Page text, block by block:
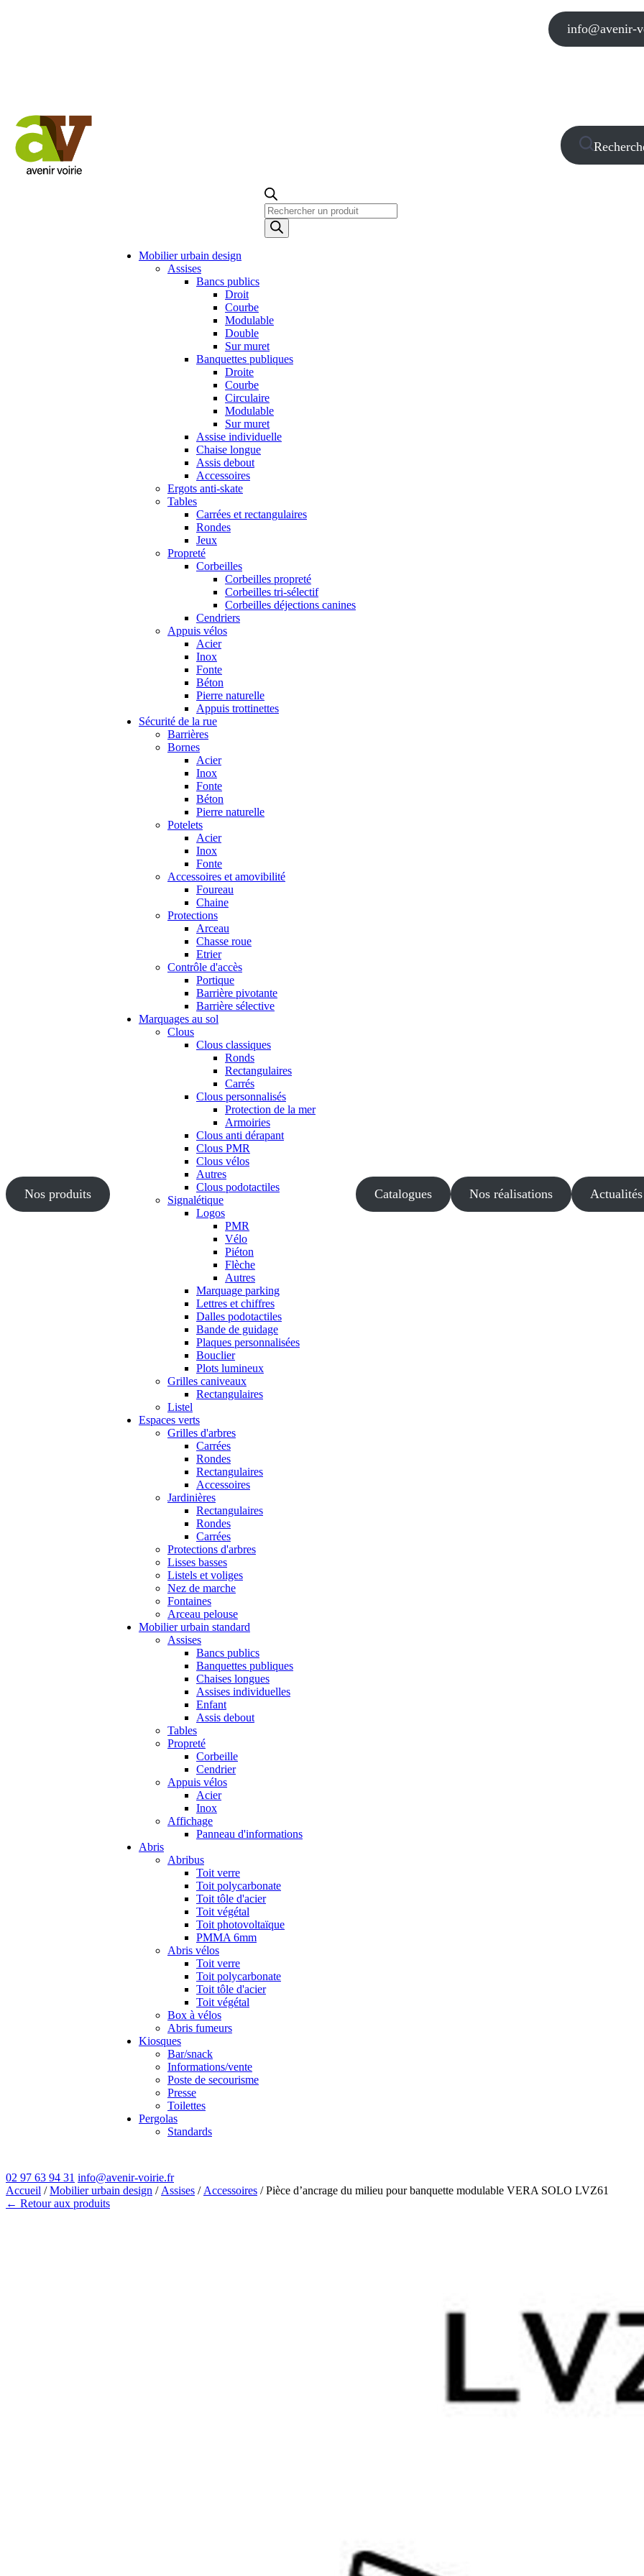
info@avenir-
Recherche
de
produits
Nos produits
Mobilier urbain design
Assises
Bancs publics
Droit
Courbe
Modulable
Double
Sur muret
Banquettes publiques
Droite
Courbe
Circulaire
Modulable
Sur muret
Assise individuelle
Chaise longue
Assis debout
Accessoires
Ergots anti-skate
Tables
Carrées et rectangulaires
Rondes
Jeux
Propreté
Corbeilles
Corbeilles propreté
Corbeilles tri-sélectif
Corbeilles déjections canines
Cendriers
Appuis vélos
Acier
Inox
Fonte
Béton
Pierre naturelle
Appuis trottinettes
Sécurité de la rue
Barrières
Bornes
Acier
Inox
Fonte
Béton
Pierre naturelle
Potelets
Acier
Inox
Fonte
Accessoires et amovibilité
Foureau
Chaine
Protections
Arceau
Chasse roue
Etrier
Contrôle d'accès
Portique
Barrière pivotante
Barrière sélective
Marquages au sol
Clous
Clous classiques
Ronds
Rectangulaires
Carrés
Clous personnalisés
Protection de la mer
Armoiries
Clous anti dérapant
Clous PMR
Clous vélos
Autres
Clous podotactiles
Signalétique
Logos
PMR
Vélo
Piéton
Flèche
Autres
Marquage parking
Lettres et chiffres
Dalles podotactiles
Bande de guidage
Plaques personnalisées
Bouclier
Plots lumineux
Grilles caniveaux
Rectangulaires
Listel
Espaces verts
Grilles d'arbres
Carrées
Rondes
Rectangulaires
Accessoires
Jardinières
Rectangulaires
Rondes
Carrées
Protections d'arbres
Lisses basses
Listels et voliges
Nez de marche
Fontaines
Arceau pelouse
Mobilier urbain standard
Assises
Bancs publics
Banquettes publiques
Chaises longues
Assises individuelles
Enfant
Assis debout
Tables
Propreté
Corbeille
Cendrier
Appuis vélos
Acier
Inox
Affichage
Panneau d'informations
Abris
Abribus
Toit verre
Toit polycarbonate
Toit tôle d'acier
Toit végétal
Toit photovoltaïque
PMMA 6mm
Abris vélos
Toit verre
Toit polycarbonate
Toit tôle d'acier
Toit végétal
Box à vélos
Abris fumeurs
Kiosques
Bar/snack
Informations/vente
Poste de secourisme
Presse
Toilettes
Pergolas
Standards
Catalogues Nos réalisations Actualités
02 97 63 94 31 info@avenir-voirie.fr
Accueil /Mobilier urbain design / Assises / Accessoires / Pièce d’ancrage du milieu pour banquette modulable VERA SOLO LVZ61
← Retour aux produits